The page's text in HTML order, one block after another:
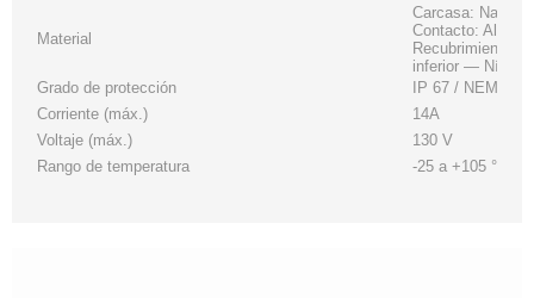
Material
Carcasa: Nailon
Contacto:
Recubrimiento:
inferior — Níquel
Grado de protección
IP 67 / NEMA 6P
Corriente (máx.)
14A
Voltaje (máx.)
130 V
Rango de temperatura
-25 a +105 °C